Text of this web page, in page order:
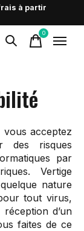
à partir
0items
vous acceptez
des risques
par
Vertige
nature
tout virus,
d’un
faites de ce